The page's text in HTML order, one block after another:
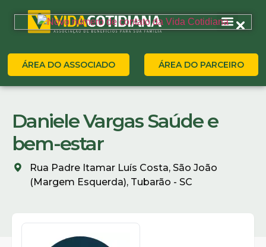
ÁREA DO ASSOCIADO ÁREA DO PARCEIRO
Daniele Vargas Saúde e
bem-estar
Rua Padre Itamar Luís Costa, São João
(Margem Esquerda), Tubarão - SC